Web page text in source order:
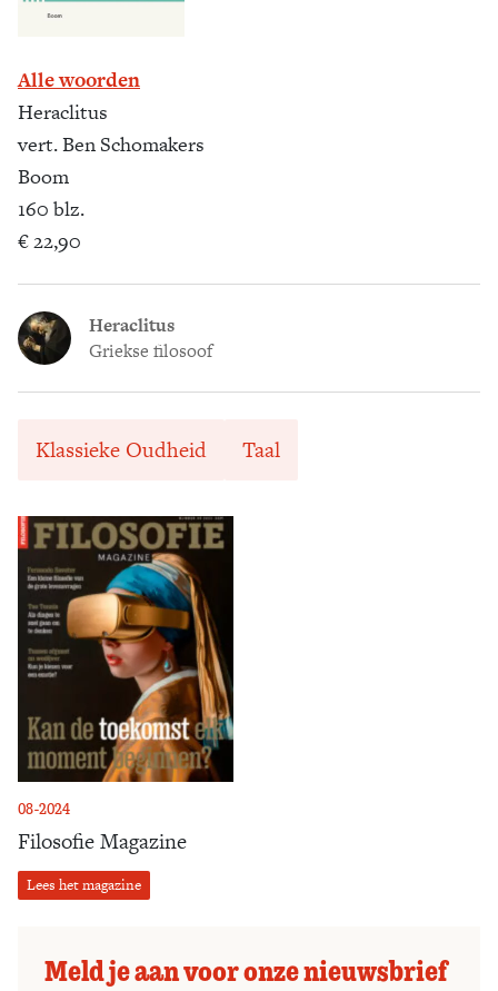
08-2024
Filosofie Magazine
Lees het magazine
Alle woorden
Heraclitus
vert. Ben Schomakers
Boom
160 blz.
€ 22,90
Heraclitus
Griekse filosoof
Klassieke Oudheid Taal
Meld je aan voor onze nieuwsbrief